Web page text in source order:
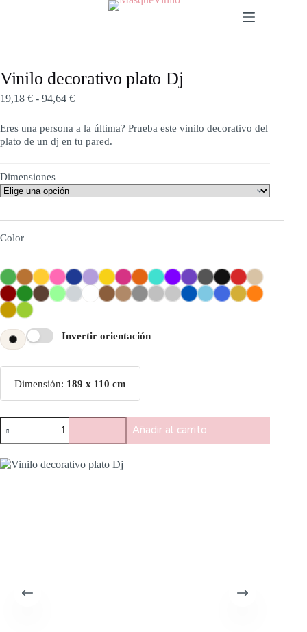
Vinilo decorativo plato Dj
19,18 € - 94,64 €
Eres una persona a la última? Prueba este vinilo decorativo del
plato de un dj en tu pared.
Dimensiones
Color
Invertir orientación
Dimensión: 189 x 110 cm
Añadir al carrito